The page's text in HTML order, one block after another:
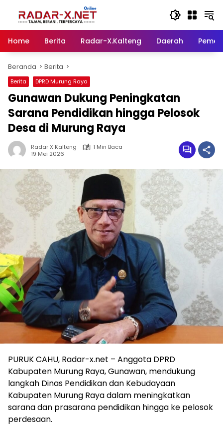
konten
Home
Berita Radar-X.Kalteng Daerah
Beranda Berita
Berita DPRD Murung Raya
Gunawan Dukung Peningkatan
Sarana Pendidikan hingga Pelosok
Desa di Murung Raya
Radar X Kalteng
1 Min Baca
19 Mei 2026
PURUK CAHU, Radar-x.net – Anggota DPRD
Kabupaten Murung Raya, Gunawan, mendukung
langkah Dinas Pendidikan dan Kebudayaan
Kabupaten Murung Raya dalam meningkatkan
sarana dan prasarana pendidikan hingga ke pelosok
perdesaan.